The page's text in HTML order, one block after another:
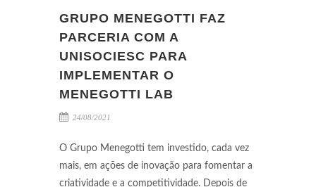
GRUPO MENEGOTTI FAZ
PARCERIA COM A
UNISOCIESC PARA
IMPLEMENTAR O
MENEGOTTI LAB
24/08/2021
O Grupo Menegotti tem investido, cada vez
mais, em ações de inovação para fomentar a
criatividade e a competitividade. Depois de